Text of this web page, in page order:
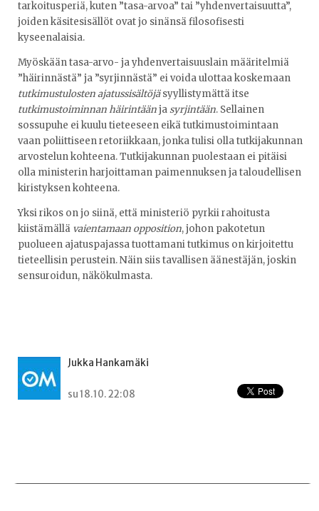
tarkoitusperiä, kuten ”tasa-arvoa” tai ”yhdenvertaisuutta”,
joiden käsitesisällöt ovat jo sinänsä filosofisesti
kyseenalaisia.
Myöskään tasa-arvo- ja yhdenvertaisuuslain määritelmiä
”häirinnästä” ja ”syrjinnästä” ei voida ulottaa koskemaan
tutkimustulosten ajatussisältöjäsyyllistymättä itse
tutkimustoiminnan häirintäänjasyrjintään. Sellainen
sossupuhe ei kuulu tieteeseen eikä tutkimustoimintaan
vaan poliittiseen retoriikkaan, jonka tulisi olla tutkijakunnan
arvostelun kohteena. Tutkijakunnan puolestaan ei pitäisi
olla ministerin harjoittaman paimennuksen ja taloudellisen
kiristyksen kohteena.
Yksi rikos on jo siinä, että ministeriö pyrkii rahoitusta
kiistämällä vaientamaan opposition, johon pakotetun
puolueen ajatuspajassa tuottamani tutkimus on kirjoitettu
tieteellisin perustein. Näin siis tavallisen äänestäjän, joskin
sensuroidun, näkökulmasta.
Jukka Hankamäki
su 18.10. 22:08